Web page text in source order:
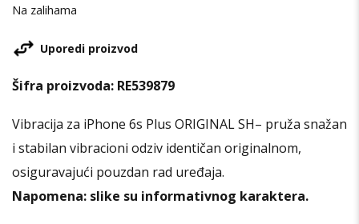
Na zalihama
Vibracija za iPhone 6s Plus ORIGINAL SH– pruža snažan
i stabilan vibracioni odziv identičan originalnom,
osiguravajući pouzdan rad uređaja.
Napomena: slike su informativnog karaktera.
Uporedi proizvod
Šifra proizvoda: RE539879